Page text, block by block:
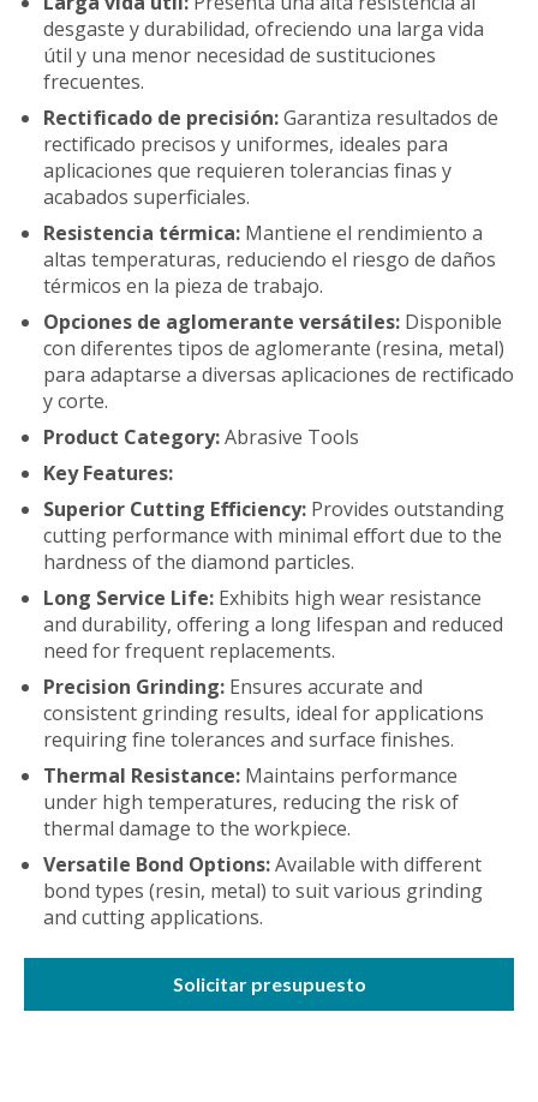
desgaste y durabilidad, ofreciendo una larga vida
útil y una menor necesidad de sustituciones
frecuentes.
Rectificado de precisión:Garantiza resultados de
rectificado precisos y uniformes, ideales para
aplicaciones que requieren tolerancias finas y
acabados superficiales.
Resistencia térmica: Mantiene el rendimiento a
altas temperaturas, reduciendo el riesgo de daños
térmicos en la pieza de trabajo.
Opciones de aglomerante versátiles: Disponible
con diferentes tipos de aglomerante (resina, metal)
para adaptarse a diversas aplicaciones de rectificado
y corte.
Product Category:Abrasive Tools
Key Features:
Superior Cutting Efficiency: Provides outstanding
cutting performance with minimal effort due to the
hardness of the diamond particles.
Long Service Life: Exhibits high wear resistance
and durability, offering a long lifespan and reduced
need for frequent replacements.
Precision Grinding: Ensures accurate and
consistent grinding results, ideal for applications
requiring fine tolerances and surface finishes.
Thermal Resistance: Maintains performance
under high temperatures, reducing the risk of
thermal damage to the workpiece.
Versatile Bond Options:Available with different
bond types (resin, metal) to suit various grinding
and cutting applications.
Solicitar presupuesto